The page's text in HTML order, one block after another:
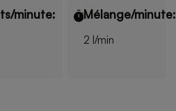
minute: Mélange/minute:
2 l/min